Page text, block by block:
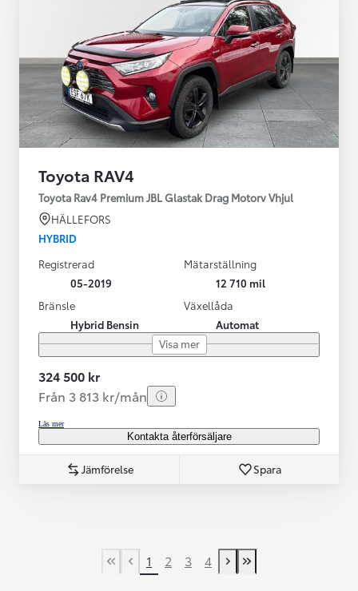
Toyota RAV4
Toyota Rav4 Premium JBL Glastak Drag Motorv Vhjul
HÄLLEFORS
HYBRID
Registrerad
05-2019
Mätarställning
12 710 mil
Bränsle
Hybrid Bensin
Växellåda
Automat
Visa mer
324 500 kr
Från 3 813 kr/mån
Läs mer
Kontakta återförsäljare
Jämförelse Spara
First Page
Previous page
1 2 3 4
Next page
Last Page